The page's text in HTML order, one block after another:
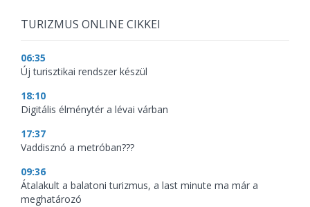
TURIZMUS ONLINE CIKKEI
06:35
Új turisztikai rendszer készül
18:10
Digitális élménytér a lévai várban
17:37
Vaddisznó a metróban???
09:36
Átalakult a balatoni turizmus, a last minute ma már a
meghatározó